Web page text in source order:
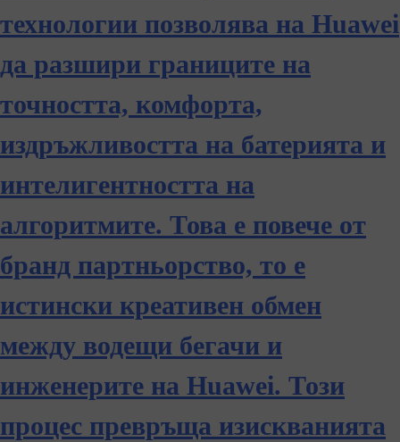
технологии позволява на Huawei
да разшири границите на
точността, комфорта,
издръжливостта на батерията и
интелигентността на
алгоритмите. Това е повече от
бранд партньорство, то е
истински креативен обмен
между водещи бегачи и
инженерите на Huawei. Този
процес превръща изискванията